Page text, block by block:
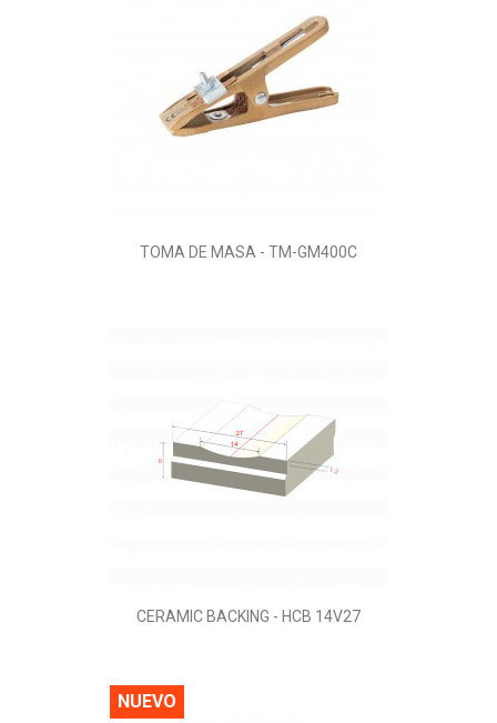
TOMA DE MASA - TM-GM400C
CERAMIC BACKING - HCB 14V27
NUEVO